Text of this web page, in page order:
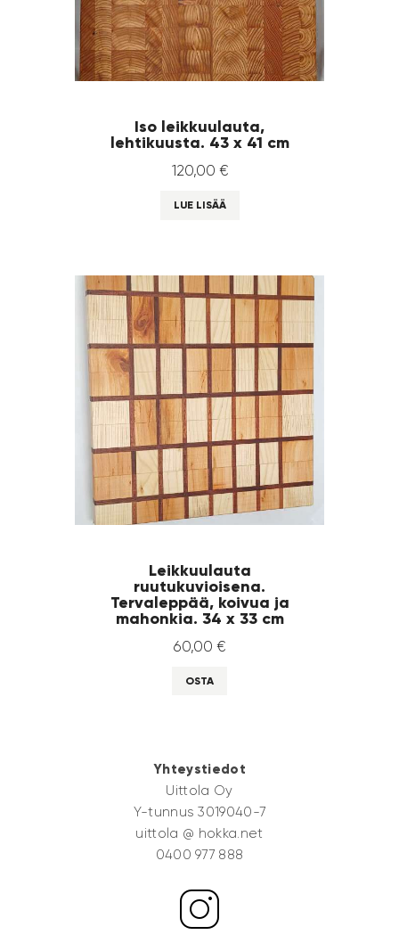
Iso leikkuulauta,
lehtikuusta. 43 x 41 cm
120,00 €
LUE LISÄÄ
Leikkuulauta
ruutukuvioisena.
Tervaleppää, koivua ja
mahonkia. 34 x 33 cm
60,00 €
OSTA
Yhteystiedot
Uittola Oy
Y-tunnus 3019040-7
uittola @ hokka.net
0400 977 888